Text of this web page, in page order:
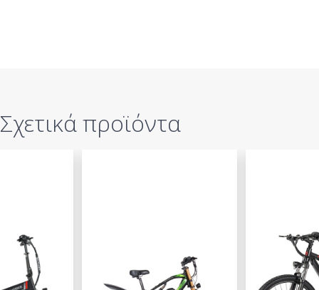
Σχετικά προϊόντα